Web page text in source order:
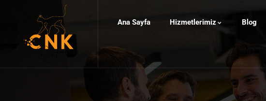
Ana Sayfa Hizmetlerimiz Blog